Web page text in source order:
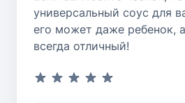
универсальный соус для
его может даже ребенок, а
всегда отличный!